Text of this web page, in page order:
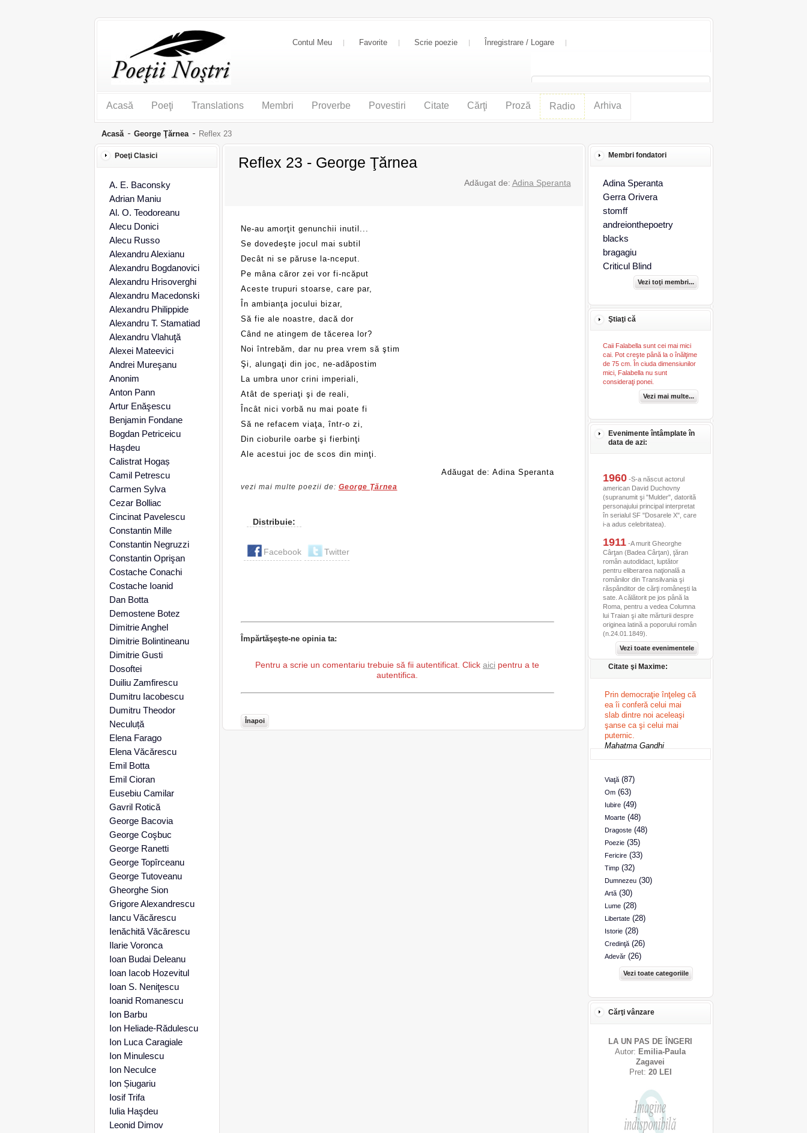
Contul Meu Favorite Scrie poezie Înregistrare / Logare
Acasă Poeţi Translations Membri Proverbe Povestiri Citate Cărţi Proză Radio Arhiva
Acasă George Ţărnea Reflex 23
Reflex 23 - George Ţărnea
Adăugat de: Adina Speranta
Ne-au amorţit genunchii inutil...
Se dovedeşte jocul mai subtil
Decât ni se păruse la-nceput.
Pe mâna căror zei vor fi-ncăput
Aceste trupuri stoarse, care par,
În ambianţa jocului bizar,
Să fie ale noastre, dacă dor
Când ne atingem de tăcerea lor?
Noi întrebăm, dar nu prea vrem să ştim
Şi, alungaţi din joc, ne-adăpostim
La umbra unor crini imperiali,
Atât de speriaţi şi de reali,
Încât nici vorbă nu mai poate fi
Să ne refacem viaţa, într-o zi,
Din cioburile oarbe şi fierbinţi
Ale acestui joc de scos din minţi.
Adăugat de: Adina Speranta
vezi mai multe poezii de: George Ţărnea
Distribuie:
Facebook Twitter
Împărtăşeşte-ne opinia ta:
Pentru a scrie un comentariu trebuie să fii autentificat. Click aici pentru a te
autentifica.
Înapoi
Poeţi Clasici
A. E. Baconsky
Adrian Maniu
Al. O. Teodoreanu
Alecu Donici
Alecu Russo
Alexandru Alexianu
Alexandru Bogdanovici
Alexandru Hrisoverghi
Alexandru Macedonski
Alexandru Philippide
Alexandru T. Stamatiad
Alexandru Vlahuţă
Alexei Mateevici
Andrei Mureşanu
Anonim
Anton Pann
Artur Enăşescu
Benjamin Fondane
Bogdan Petriceicu
Haşdeu
Calistrat Hogaș
Camil Petrescu
Carmen Sylva
Cezar Bolliac
Cincinat Pavelescu
Constantin Mille
Constantin Negruzzi
Constantin Oprişan
Costache Conachi
Costache Ioanid
Dan Botta
Demostene Botez
Dimitrie Anghel
Dimitrie Bolintineanu
Dimitrie Gusti
Dosoftei
Duiliu Zamfirescu
Dumitru Iacobescu
Dumitru Theodor
Neculuță
Elena Farago
Elena Văcărescu
Emil Botta
Emil Cioran
Eusebiu Camilar
Gavril Rotică
George Bacovia
George Coşbuc
George Ranetti
George Topîrceanu
George Tutoveanu
Gheorghe Sion
Grigore Alexandrescu
Iancu Văcărescu
Ienăchită Văcărescu
Ilarie Voronca
Ioan Budai Deleanu
Ioan Iacob Hozevitul
Ioan S. Neniţescu
Ioanid Romanescu
Ion Barbu
Ion Heliade-Rădulescu
Ion Luca Caragiale
Ion Minulescu
Ion Neculce
Ion Șiugariu
Iosif Trifa
Iulia Haşdeu
Leonid Dimov
Membri fondatori
Adina Speranta
Gerra Orivera
stomff
andreionthepoetry
blacks
bragagiu
Criticul Blind
Vezi toţi membri...
Ştiaţi că
Caii Falabella sunt cei mai mici
cai. Pot creşte până la o înălţime
de 75 cm. În ciuda dimensiunilor
mici, Falabella nu sunt
consideraţi ponei.
Vezi mai multe...
Evenimente întâmplate în
data de azi:
1960-S-a născut actorul
american David Duchovny
(supranumit şi "Mulder", datorită
personajului principal interpretat
în serialul SF "Dosarele X", care
i-a adus celebritatea).
1911-A murit Gheorghe
Cârţan (Badea Cârţan), ţăran
român autodidact, luptător
pentru eliberarea naţională a
românilor din Transilvania şi
răspânditor de cărţi româneşti la
sate. A călătorit pe jos până la
Roma, pentru a vedea Columna
lui Traian şi alte mărturii despre
originea latină a poporului român
(n.24.01.1849).
Vezi toate evenimentele
Citate şi Maxime:
Prin democraţie înţeleg că
ea îi conferă celui mai
slab dintre noi aceleaşi
şanse ca şi celui mai
puternic.
Mahatma Gandhi
Viaţă(87)
Om(63)
Iubire(49)
Moarte(48)
Dragoste(48)
Poezie(35)
Fericire(33)
Timp(32)
Dumnezeu(30)
Artă(30)
Lume(28)
Libertate(28)
Istorie(28)
Credinţă(26)
Adevăr(26)
Vezi toate categoriile
Cărţi vânzare
LA UN PAS DE ÎNGERI
Autor: Emilia-Paula
Zagavei
Pret: 20 LEI